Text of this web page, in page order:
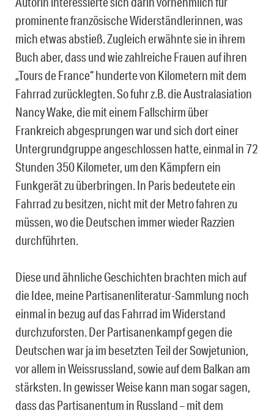
prominente französische Widerständlerinnen, was
mich etwas abstieß. Zugleich erwähnte sie in ihrem
Buch aber, dass und wie zahlreiche Frauen auf ihren
„Tours de France“ hunderte von Kilometern mit dem
Fahrrad zurücklegten. So fuhr z.B. die Australasiation
Nancy Wake, die mit einem Fallschirm über
Frankreich abgesprungen war und sich dort einer
Untergrundgruppe angeschlossen hatte, einmal in 72
Stunden 350 Kilometer, um den Kämpfern ein
Funkgerät zu überbringen. In Paris bedeutete ein
Fahrrad zu besitzen, nicht mit der Metro fahren zu
müssen, wo die Deutschen immer wieder Razzien
durchführten.
Diese und ähnliche Geschichten brachten mich auf
die Idee, meine Partisanenliteratur-Sammlung noch
einmal in bezug auf das Fahrrad im Widerstand
durchzuforsten. Der Partisanenkampf gegen die
Deutschen war ja im besetzten Teil der Sowjetunion,
vor allem in Weissrussland, sowie auf dem Balkan am
stärksten. In gewisser Weise kann man sogar sagen,
dass das Partisanentum in Russland – mit dem